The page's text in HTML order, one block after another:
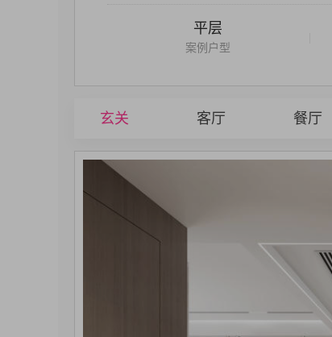
平层
案例户型
玄关 客厅 餐厅